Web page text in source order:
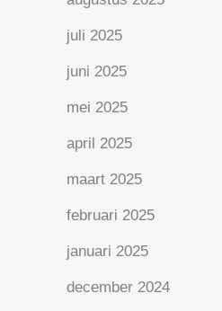
juli 2025
juni 2025
mei 2025
april 2025
maart 2025
februari 2025
januari 2025
december 2024